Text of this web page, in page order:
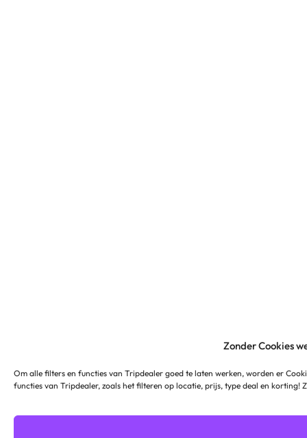
Zonder Cookies
Om alle filters en functies van Tripdealer goed te laten werken, worden er
functies van Tripdealer, zoals het filteren op locatie, prijs, type deal en